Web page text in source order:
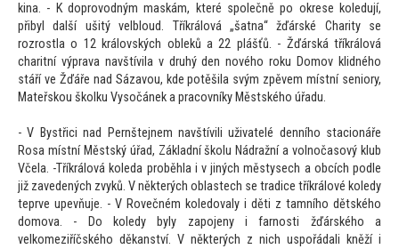
kina. - K doprovodným maskám, které společně po okrese koledují,
přibyl další ušitý velbloud. Tříkrálová „šatna“ žďárské Charity se
rozrostla o 12 královských obleků a 22 plášťů. - Žďárská tříkrálová
charitní výprava navštívila v druhý den nového roku Domov klidného
stáří ve Žďáře nad Sázavou, kde potěšila svým zpěvem místní seniory,
Mateřskou školku Vysočánek a pracovníky Městského úřadu.
- V Bystřici nad Pernštejnem navštívili uživatelé denního stacionáře
Rosa místní Městský úřad, Základní školu Nádražní a volnočasový klub
Včela. -Tříkrálová koleda proběhla i v jiných městysech a obcích podle
již zavedených zvyků. V některých oblastech se tradice tříkrálové koledy
teprve upevňuje. - V Rovečném koledovaly i děti z tamního dětského
domova. - Do koledy byly zapojeny i farnosti žďárského a
velkomeziříčského děkanství. V některých z nich uspořádali kněží i